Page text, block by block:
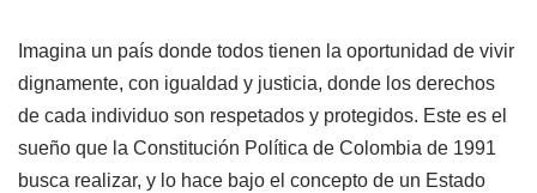
Imagina un país donde todos tienen la oportunidad de vivir
dignamente, con igualdad y justicia, donde los derechos
de cada individuo son respetados y protegidos. Este es el
sueño que la Constitución Política de Colombia de 1991
busca realizar, y lo hace bajo el concepto de un Estado